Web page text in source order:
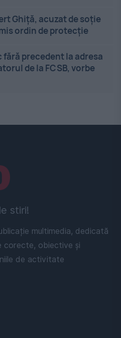
Ghiță, acuzat de soție
ordin de protecție
fără precedent la adresa
de la FCSB, vorbe
stiri!
multimedia, dedicată
corecte, obiective și
de activitate